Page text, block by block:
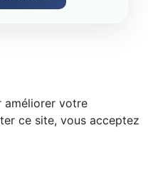
améliorer votre
ce site, vous acceptez